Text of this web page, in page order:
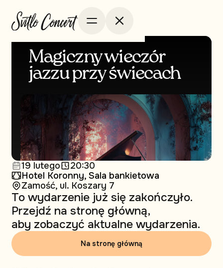
Magiczny wieczór
jazzu przy świecach
19 lutego
20:30
Hotel Koronny, Sala bankietowa
Zamość, ul. Koszary 7
To wydarzenie już się zakończyło.
Przejdź na stronę główną,
aby zobaczyć aktualne wydarzenia.
Na stronę główną